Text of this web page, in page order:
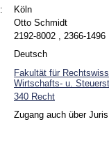
:
Köln
Otto Schmidt
2192-8002 , 2366-1496
Deutsch
Fakultät für
Wirtschafts- u.
340 Recht
Zugang auch über Juris